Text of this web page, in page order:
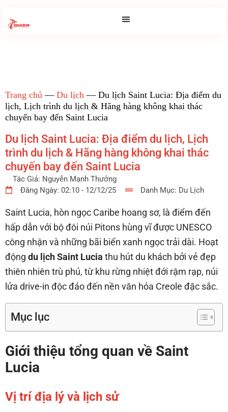
Trang chủ — Du lịch — Du lịch Saint Lucia: Địa điểm du
lịch, Lịch trình du lịch & Hãng hàng không khai thác
chuyến bay đến Saint Lucia
Du lịch Saint Lucia: Địa điểm du lịch, Lịch
trình du lịch & Hãng hàng không khai thác
chuyến bay đến Saint Lucia
Tác Giả: Nguyễn Mạnh Thưởng
Đăng Ngày: 02:10 - 12/12/25 Danh Mục: Du Lịch
Saint Lucia, hòn ngọc Caribe hoang sơ, là điểm đến
hấp dẫn với bộ đôi núi Pitons hùng vĩ được UNESCO
công nhận và những bãi biển xanh ngọc trải dài. Hoạt
động du lịch Saint Lucia thu hút du khách bởi vẻ đẹp
thiên nhiên trù phú, từ khu rừng nhiệt đới rậm rạp, núi
lửa drive-in độc đáo đến nền văn hóa Creole đặc sắc.
Mục lục
Giới thiệu tổng quan về Saint
Lucia
Vị trí địa lý và lịch sử